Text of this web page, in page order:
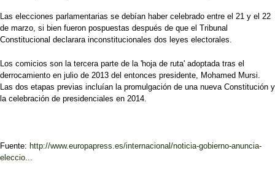
Las elecciones parlamentarias se debían haber celebrado entre el 21 y el 22
de marzo, si bien fueron pospuestas después de que el Tribunal
Constitucional declarara inconstitucionales dos leyes electorales.
Los comicios son la tercera parte de la 'hoja de ruta' adoptada tras el
derrocamiento en julio de 2013 del entonces presidente, Mohamed Mursi.
Las dos etapas previas incluían la promulgación de una nueva Constitución y
la celebración de presidenciales en 2014.
Fuente: http://www.europapress.es/internacional/noticia-gobierno-anuncia-
eleccio...